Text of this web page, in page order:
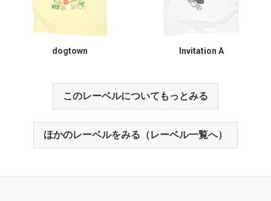
dogtown Invitation A
このレーベルについてもっとみる
ほかのレーベルをみる（レーベル一覧へ）